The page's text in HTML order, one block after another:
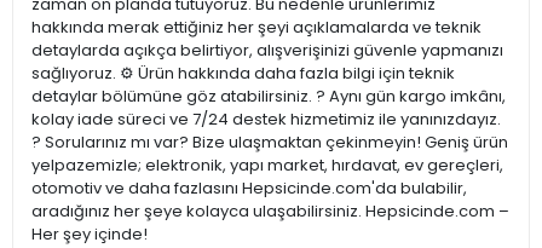
zaman ön planda tutuyoruz. Bu nedenle ürünlerimiz
hakkında merak ettiğiniz her şeyi açıklamalarda ve teknik
detaylarda açıkça belirtiyor, alışverişinizi güvenle yapmanızı
sağlıyoruz. ⚙️ Ürün hakkında daha fazla bilgi için teknik
detaylar bölümüne göz atabilirsiniz. ? Aynı gün kargo imkânı,
kolay iade süreci ve 7/24 destek hizmetimiz ile yanınızdayız.
? Sorularınız mı var? Bize ulaşmaktan çekinmeyin! Geniş ürün
yelpazemizle; elektronik, yapı market, hırdavat, ev gereçleri,
otomotiv ve daha fazlasını Hepsicinde.com'da bulabilir,
aradığınız her şeye kolayca ulaşabilirsiniz. Hepsicinde.com –
Her şey içinde!